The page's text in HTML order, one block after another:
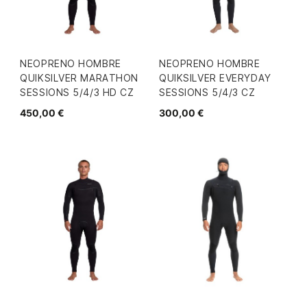
NEOPRENO HOMBRE
QUIKSILVER MARATHON
SESSIONS 5/4/3 HD CZ
450,00 €
NEOPRENO HOMBRE
QUIKSILVER EVERYDAY
SESSIONS 5/4/3 CZ
300,00 €